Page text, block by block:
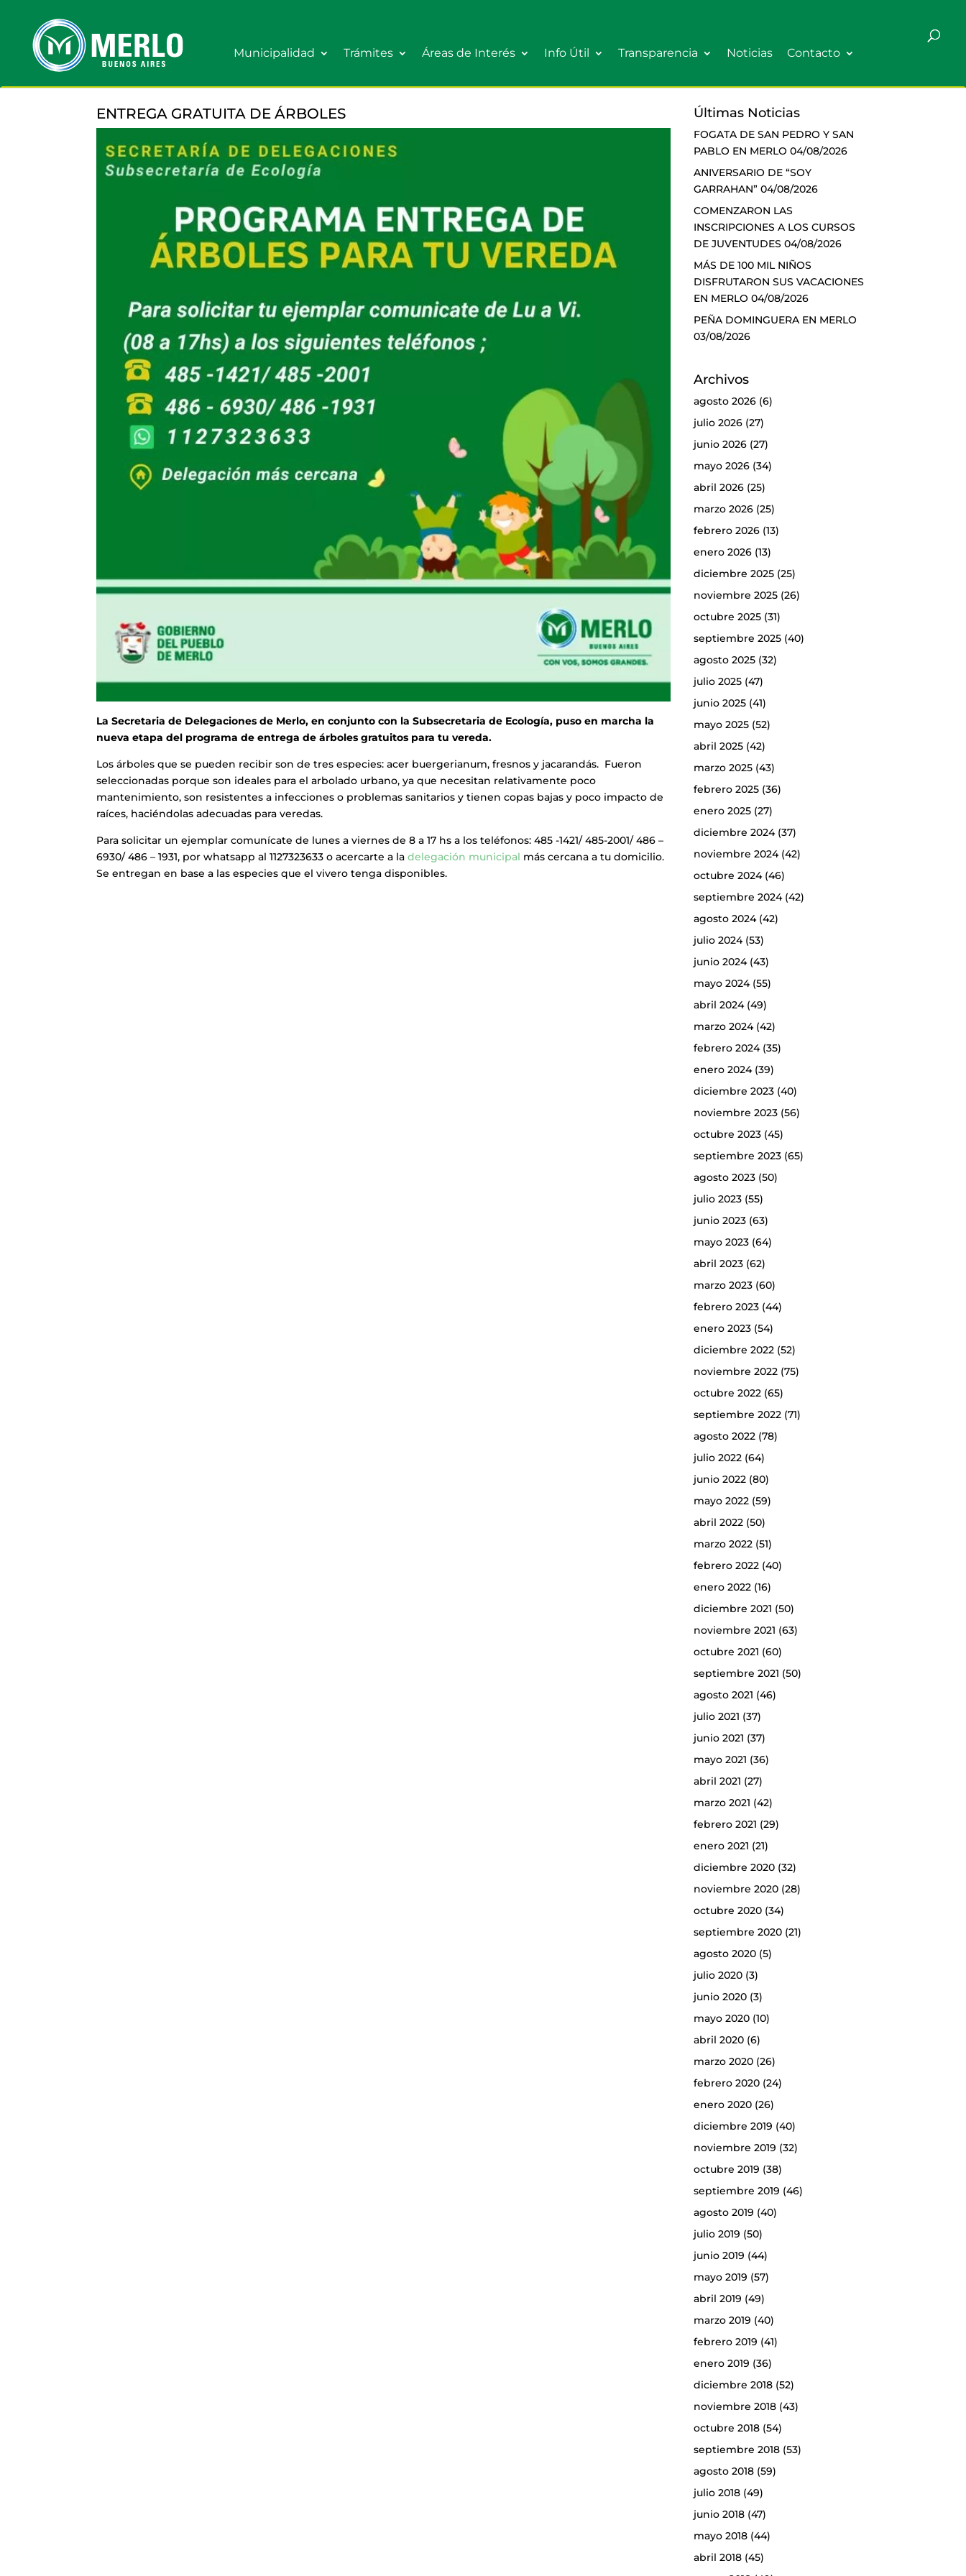
Municipalidad Trámites Áreas de Interés Info Útil Transparencia Noticias Contacto
ENTREGA GRATUITA DE ÁRBOLES
La Secretaria de Delegaciones de Merlo, en conjunto con la Subsecretaria de Ecología, puso en marcha la
nueva etapa del programa de entrega de árboles gratuitos para tu vereda.
Los árboles que se pueden recibir son de tres especies: acer buergerianum, fresnos y jacarandás. Fueron
seleccionadas porque son ideales para el arbolado urbano, ya que necesitan relativamente poco
mantenimiento, son resistentes a infecciones o problemas sanitarios y tienen copas bajas y poco impacto de
raíces, haciéndolas adecuadas para veredas.
Para solicitar un ejemplar comunícate de lunes a viernes de 8 a 17 hs a los teléfonos: 485 -1421/ 485-2001/ 486 –
6930/ 486 – 1931, por whatsapp al 1127323633 o acercarte a ladelegación municipal más cercana a tu domicilio.
Se entregan en base a las especies que el vivero tenga disponibles.
Últimas Noticias
FOGATA DE SAN PEDRO Y SAN
PABLO EN MERLO 04/08/2026
ANIVERSARIO DE “SOY
GARRAHAN” 04/08/2026
COMENZARON LAS
INSCRIPCIONES A LOS CURSOS
DE JUVENTUDES 04/08/2026
MÁS DE 100 MIL NIÑOS
DISFRUTARON SUS VACACIONES
EN MERLO 04/08/2026
PEÑA DOMINGUERA EN MERLO
03/08/2026
Archivos
agosto 2026(6)
julio 2026(27)
junio 2026(27)
mayo 2026(34)
abril 2026(25)
marzo 2026(25)
febrero 2026(13)
enero 2026(13)
diciembre 2025(25)
noviembre 2025(26)
octubre 2025(31)
septiembre 2025(40)
agosto 2025(32)
julio 2025(47)
junio 2025(41)
mayo 2025(52)
abril 2025(42)
marzo 2025(43)
febrero 2025(36)
enero 2025(27)
diciembre 2024(37)
noviembre 2024(42)
octubre 2024(46)
septiembre 2024(42)
agosto 2024(42)
julio 2024(53)
junio 2024(43)
mayo 2024(55)
abril 2024(49)
marzo 2024(42)
febrero 2024(35)
enero 2024(39)
diciembre 2023(40)
noviembre 2023(56)
octubre 2023(45)
septiembre 2023(65)
agosto 2023(50)
julio 2023(55)
junio 2023(63)
mayo 2023(64)
abril 2023(62)
marzo 2023(60)
febrero 2023(44)
enero 2023(54)
diciembre 2022(52)
noviembre 2022(75)
octubre 2022(65)
septiembre 2022(71)
agosto 2022(78)
julio 2022(64)
junio 2022(80)
mayo 2022(59)
abril 2022(50)
marzo 2022(51)
febrero 2022(40)
enero 2022(16)
diciembre 2021 (50)
noviembre 2021 (63)
octubre 2021 (60)
septiembre 2021 (50)
agosto 2021 (46)
julio 2021 (37)
junio 2021 (37)
mayo 2021 (36)
abril 2021 (27)
marzo 2021 (42)
febrero 2021 (29)
enero 2021 (21)
diciembre 2020(32)
noviembre 2020(28)
octubre 2020(34)
septiembre 2020(21)
agosto 2020(5)
julio 2020(3)
junio 2020(3)
mayo 2020(10)
abril 2020(6)
marzo 2020(26)
febrero 2020(24)
enero 2020(26)
diciembre 2019 (40)
noviembre 2019 (32)
octubre 2019 (38)
septiembre 2019 (46)
agosto 2019 (40)
julio 2019 (50)
junio 2019 (44)
mayo 2019 (57)
abril 2019 (49)
marzo 2019 (40)
febrero 2019 (41)
enero 2019 (36)
diciembre 2018(52)
noviembre 2018(43)
octubre 2018(54)
septiembre 2018(53)
agosto 2018(59)
julio 2018(49)
junio 2018(47)
mayo 2018(44)
abril 2018(45)